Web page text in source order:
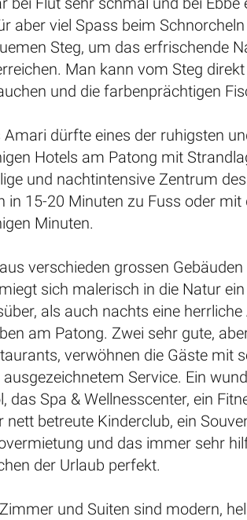
aber viel Spass beim
Steg, um das erfrischende
Man kann vom Steg
und die farbenprächtigen
Amari dürfte eines der ruhigsten
Hotels am Patong mit
und nachtintensive Zentrum
in 15-20 Minuten zu Fuss oder mit
Minuten.
verschieden grossen
sich malerisch in die Natur
als auch nachts eine
am Patong. Zwei sehr gute,
verwöhnen die Gäste mit
ausgezeichnetem Service. Ein
das Spa & Wellnesscenter, ein
nett betreute Kinderclub, ein
und das immer sehr
der Urlaub perfekt.
und Suiten sind modern,